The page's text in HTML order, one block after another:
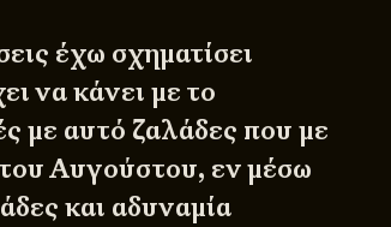
έχω σχηματίσει
να κάνει με το
με αυτό ζαλάδες που με
Αυγούστου, εν μέσω
και αδυναμία